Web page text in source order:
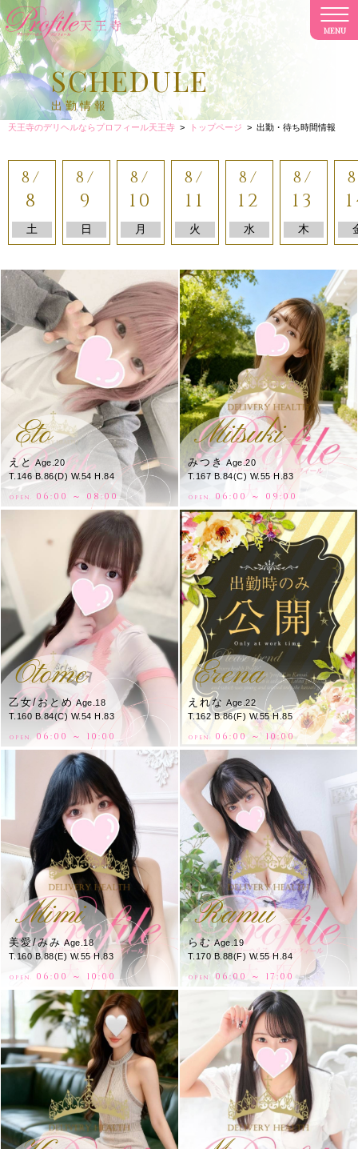
MENU
天王寺のデリヘルならプロフィール天王寺 > トップページ > 出勤・待ち時間情報
SCHEDULE
出勤情報
8/
8
土
8/
9
日
8/
10
月
8/
11
火
8/
12
水
8/
13
木
Eto
えとAge.20
T.146 B.86(D) W.54 H.84
OPEN. 06:00 ～ 08:00
Mitsuki
みつきAge.20
T.167 B.84(C) W.55 H.83
OPEN. 06:00 ～ 09:00
Otome
乙女/おとめ Age.18
T.160 B.84(C) W.54 H.83
OPEN. 06:00 ～ 10:00
Erena
えれな Age.22
T.162 B.86(F) W.55 H.85
OPEN. 06:00 ～ 10:00
Mimi
美愛/みみ Age.18
T.160 B.88(E) W.55 H.83
OPEN. 06:00 ～ 10:00
Ramu
らむAge.19
T.170 B.88(F) W.55 H.84
OPEN. 06:00 ～ 17:00